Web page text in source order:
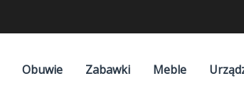
Obuwie Zabawki Meble